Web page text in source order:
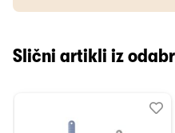
Slični artikli iz